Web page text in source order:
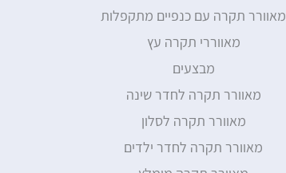
מאוורר תקרה עם כנפיים מתקפלות
מאווררי תקרה עץ
מבצעים
מאוורר תקרה לחדר שינה
מאוורר תקרה לסלון
מאוורר תקרה לחדר ילדים